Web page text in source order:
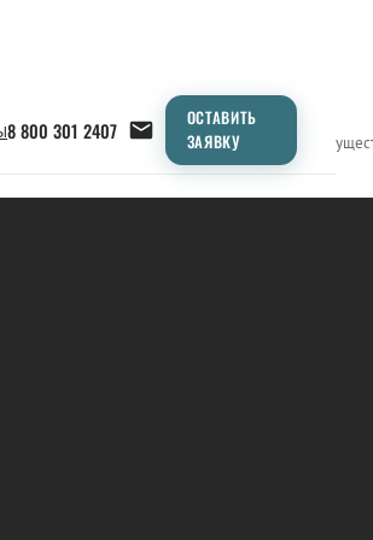
8 800 301 2407
ОСТАВИТЬ
ЗАЯВКУ
Продукция ТипоразмерыСравнение